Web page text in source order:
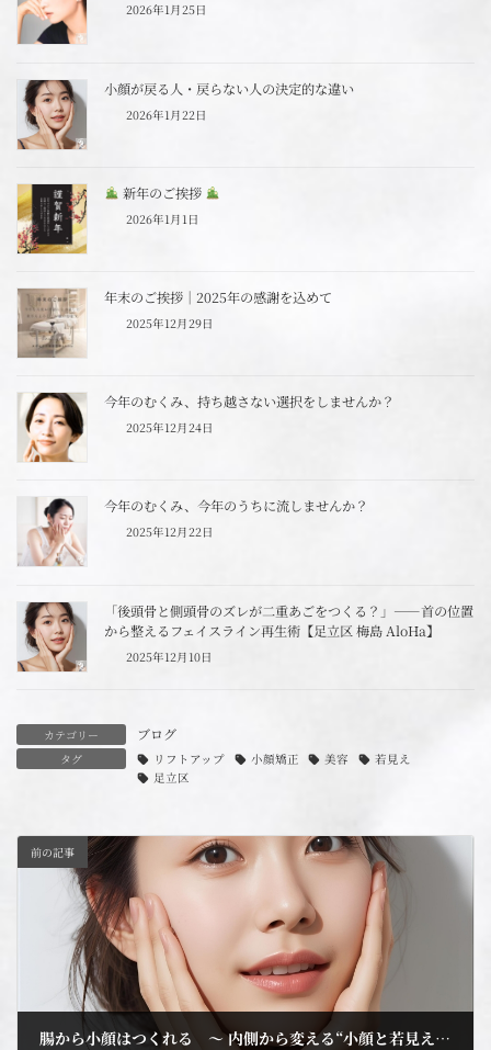
2026年1月25日
小顔が戻る人・戻らない人の決定的な違い
2026年1月22日
新年のご挨拶
2026年1月1日
年末のご挨拶｜2025年の感謝を込めて
2025年12月29日
今年のむくみ、持ち越さない選択をしませんか？
2025年12月24日
今年のむくみ、今年のうちに流しませんか？
2025年12月22日
「後頭骨と側頭骨のズレが二重あごをつくる？」――首の位置
から整えるフェイスライン再生術【足立区 梅島 AloHa】
2025年12月10日
カテゴリー ブログ
タグ リフトアップ 小顔矯正 美容
若見え
足立区
前の記事
腸から小顔はつくれる ～ 内側から変える“小顔と若見え”セルフ美容大全 ～